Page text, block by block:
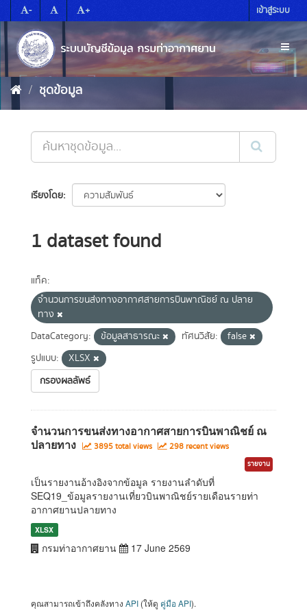
to
content
- + เข้าสู่ระบบ
ชุดข้อมูล
เรียงโดย
1 dataset found
แท็ค:
จำนวนการขนส่งทางอากาศสายการบินพาณิชย์ ณ ปลาย
ทาง
DataCategory:
ข้อมูลสาธารณะ ทัศนวิสัย:
false
รูปแบบ:
XLSX
กรองผลลัพธ์
จำนวนการขนส่งทางอากาศสายการบินพาณิชย์ ณ
ปลายทาง
3895 total views 298 recent views
รายงาน
เป็นรายงานอ้างอิงจากข้อมูล รายงานลำดับที่
SEQ19_ข้อมูลรายงานเที่ยวบินพาณิชย์รายเดือนรายท่า
อากาศยานปลายทาง
XLSX
กรมท่าอากาศยาน 17 June 2569
คุณสามารถเข้าถึงคลังทาง API (ให้ดู คู่มือ API).